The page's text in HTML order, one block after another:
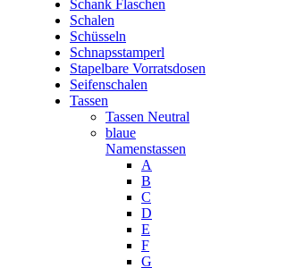
Schank Flaschen
Schalen
Schüsseln
Schnapsstamperl
Stapelbare Vorratsdosen
Seifenschalen
Tassen
Tassen Neutral
blaue
Namenstassen
A
B
C
D
E
F
G